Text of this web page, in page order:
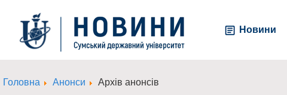
Новини
Головна Анонси Архів анонсів